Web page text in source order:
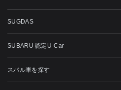
SUGDAS
SUBARU 認定U-Car
スバル車を探す